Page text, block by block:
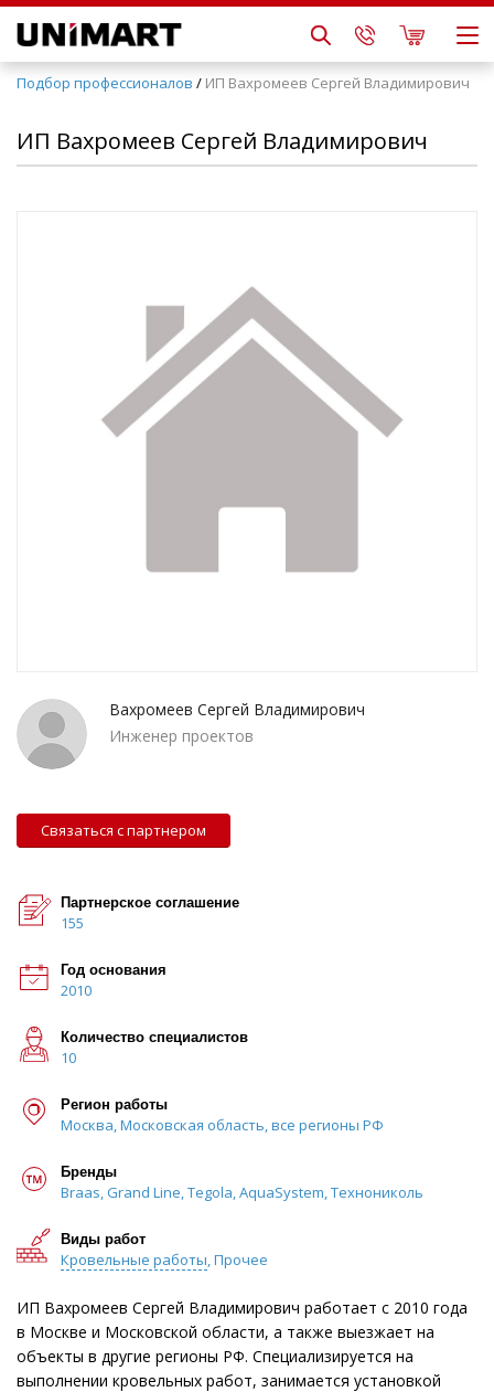
Подбор профессионалов / ИП Вахромеев Сергей Владимирович
ИП Вахромеев Сергей Владимирович
Вахромеев Сергей Владимирович
Инженер проектов
Связаться с партнером
Партнерское соглашение
155
Год основания
2010
Количество специалистов
10
Регион работы
Москва, Московская область, все регионы РФ
Бренды
Braas, Grand Line, Tegola, AquaSystem, Технониколь
Виды работ
Кровельные работы, Прочее
ИП Вахромеев Сергей Владимирович работает с 2010 года
в Москве и Московской области, а также выезжает на
объекты в другие регионы РФ. Специализируется на
выполнении кровельных работ, занимается установкой